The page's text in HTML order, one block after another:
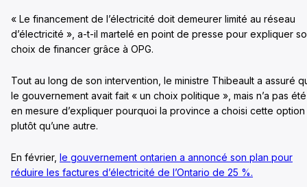
« Le financement de l’électricité doit demeurer limité au réseau
d’électricité », a-t-il martelé en point de presse pour expliquer
choix de financer grâce à OPG.
Tout au long de son intervention, le ministre Thibeault a assuré
le gouvernement avait fait « un choix politique », mais n’a pas été
en mesure d’expliquer pourquoi la province a choisi cette option
plutôt qu’une autre.
En février, le gouvernement ontarien a annoncé son plan pour
réduire les factures d’électricité de l’Ontario de 25 %.